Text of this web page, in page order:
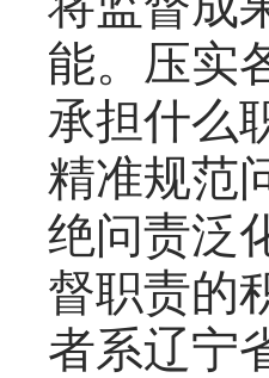
能。压实
承担什么
精准规范
绝问责泛
督职责的
者系辽宁